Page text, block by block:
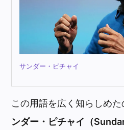
サンダー・ピチャイ
この用語を広く知らしめた
ンダー・ピチャイ（